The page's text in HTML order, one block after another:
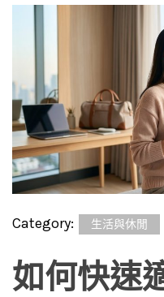
Category: 生活與休閒
如何快速